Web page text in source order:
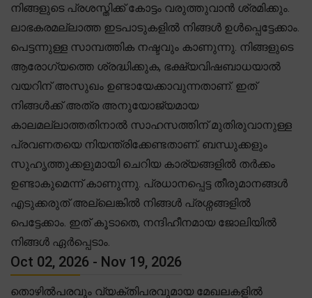
നിങ്ങളുടെ പ്രശസ്തിക്ക് കോട്ടം വരുത്തുവാൻ ശ്രമിക്കും.
ലാഭകരമല്ലാത്ത ഇടപാടുകളിൽ നിങ്ങൾ ഉൾപ്പെട്ടേക്കാം.
പെട്ടന്നുള്ള സാമ്പത്തിക നഷ്ടവും കാണുന്നു. നിങ്ങളുടെ
ആരോഗ്യത്തെ ശ്രദ്ധിക്കുക, ഭക്ഷ്യവിഷബാധയാൽ
വയറിന് അസുഖം ഉണ്ടായേക്കാവുന്നതാണ്. ഇത്
നിങ്ങൾക്ക് അത്ര അനുയോജ്യമായ
കാലമല്ലാത്തതിനാൽ സാഹസത്തിന് മുതിരുവാനുള്ള
പ്രവണതയെ നിയന്ത്രിക്കേണ്ടതാണ്. ബന്ധുക്കളും
സുഹൃത്തുക്കളുമായി ചെറിയ കാര്യങ്ങളിൽ തർക്കം
ഉണ്ടാകുമെന്ന് കാണുന്നു. പ്രധാനപ്പെട്ട തീരുമാനങ്ങൾ
എടുക്കരുത് അല്ലെങ്കിൽ നിങ്ങൾ പ്രശ്നങ്ങളിൽ
പെട്ടേക്കാം. ഇത് കൂടാതെ, നന്ദിഹീനമായ ജോലിയിൽ
നിങ്ങൾ ഏർപ്പെടാം.
Oct 02, 2026 - Nov 19, 2026
തൊഴിൽപരവും വ്യക്തിപരവുമായ മേഖലകളിൽ